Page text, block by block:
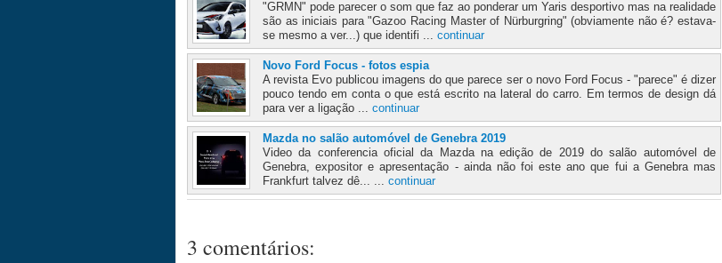
"GRMN" pode parecer o som que faz ao ponderar um Yaris desportivo mas na realidade
são as iniciais para "Gazoo Racing Master of Nürburgring" (obviamente não é? estava-
se mesmo a ver...) que identifi ... continuar
Novo Ford Focus - fotos espia
A revista Evo publicou imagens do que parece ser o novo Ford Focus - "parece" é dizer
pouco tendo em conta o que está escrito na lateral do carro. Em termos de design dá
para ver a ligação ... continuar
Mazda no salão automóvel de Genebra 2019
Video da conferencia oficial da Mazda na edição de 2019 do salão automóvel de
Genebra, expositor e apresentação - ainda não foi este ano que fui a Genebra mas
Frankfurt talvez dê... ... continuar
3 comentários: